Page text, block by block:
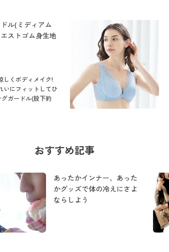
ル(ミディアム
ストゴム身生地
しくボディメイク!
いにフィットしてひ
ガードル(股下約
おすすめ記事
あったかインナー、あった
かグッズで体の冷えにさよ
ならしよう